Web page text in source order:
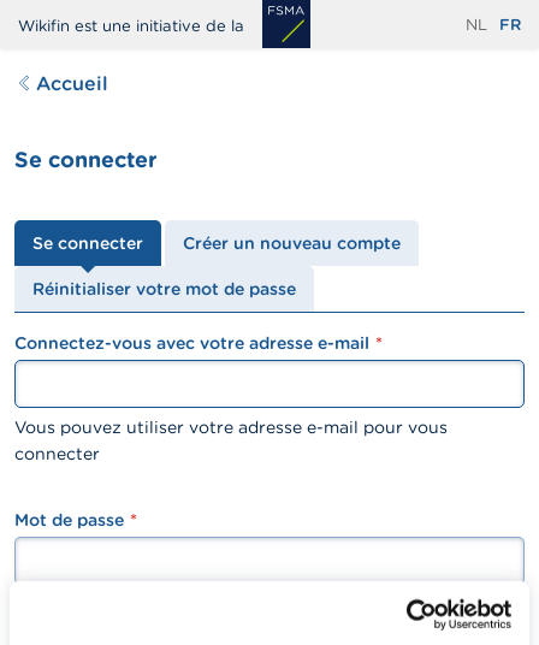
Aller
contenu
Wikifin est une initiative de la NL FR
Accueil
Se connecter
Onglets
principaux
Se connecter Créer un nouveau compte
Réinitialiser votre mot de passe
textfield
Connectez-vous avec votre adresse e-mail
Vous pouvez utiliser votre adresse e-mail pour vous
connecter
password
Mot de passe
Saisissez le mot de passe correspondant à votre adresse